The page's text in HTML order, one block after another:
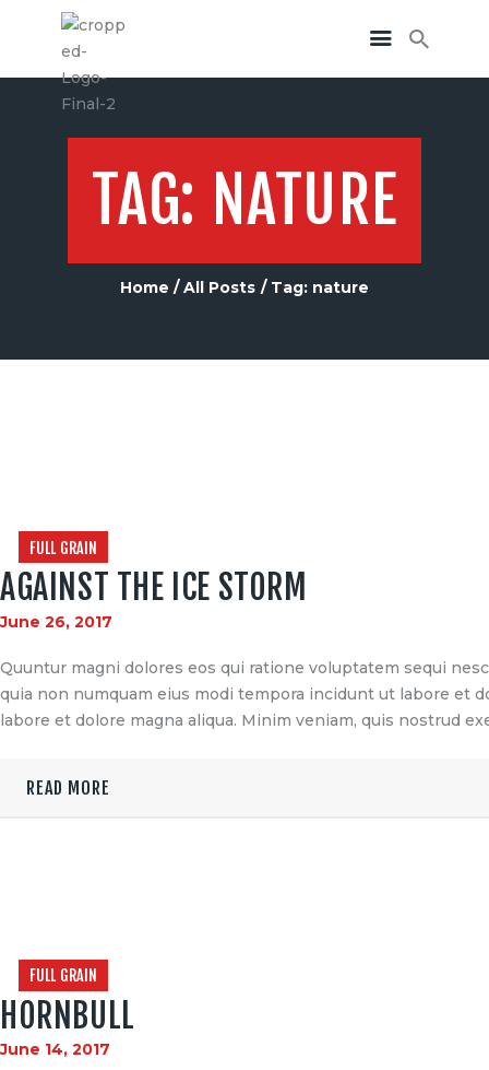
TAG: NATURE
Home All Posts Tag: nature
FULL GRAIN
AGAINST THE ICE STORM
June 26, 2017
Quuntur magni dolores eos qui ratione voluptatem sequi
quia non numquam eius modi tempora incidunt ut labore et
labore et dolore magna aliqua. Minim veniam, quis nostrud
READ MORE
FULL GRAIN
HORNBULL
June 14, 2017